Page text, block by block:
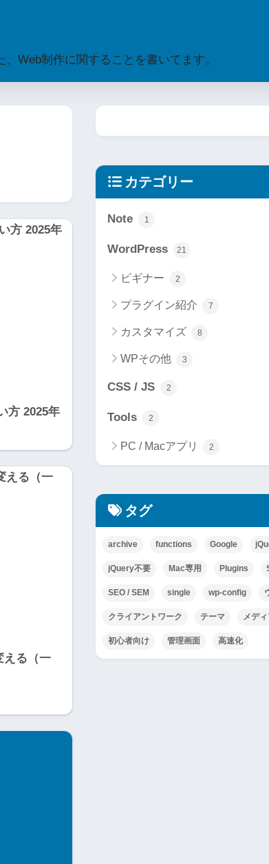
Web制作に関することを書いてます。
方 2025年
える（一
カテゴリー
Note 1
WordPress 21
ビギナー 2
プラグイン紹介 7
カスタマイズ 8
WPその他 3
CSS / JS 2
Tools 2
PC / Macアプリ 2
タグ
archive functions Google
jQuery不要 Mac専用 Plugins
SEO / SEM single wp-config
クライアントワーク テーマ メデ
初心者向け 管理画面 高速化